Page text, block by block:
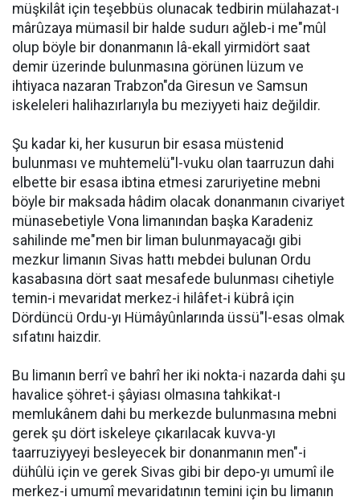
müşkilât için teşebbüs olunacak tedbirin mülahazat-ı
mârûzaya mümasil bir halde sudurı ağleb-i me"mûl
olup böyle bir donanmanın lâ-ekall yirmidört saat
demir üzerinde bulunmasına görünen lüzum ve
ihtiyaca nazaran Trabzon"da Giresun ve Samsun
iskeleleri halihazırlarıyla bu meziyyeti haiz değildir.
Şu kadar ki, her kusurun bir esasa müstenid
bulunması ve muhtemelü"l-vuku olan taarruzun dahi
elbette bir esasa ibtina etmesi zaruriyetine mebni
böyle bir maksada hâdim olacak donanmanın civariyet
münasebetiyle Vona limanından başka Karadeniz
sahilinde me"men bir liman bulunmayacağı gibi
mezkur limanın Sivas hattı mebdei bulunan Ordu
kasabasına dört saat mesafede bulunması cihetiyle
temin-i mevaridat merkez-i hilâfet-i kübrâ için
Dördüncü Ordu-yı Hümâyûnlarında üssü"l-esas olmak
sıfatını haizdir.
Bu limanın berrî ve bahrî her iki nokta-i nazarda dahi şu
havalice şöhret-i şâyiası olmasına tahkikat-ı
memlukânem dahi bu merkezde bulunmasına mebni
gerek şu dört iskeleye çıkarılacak kuvva-yı
taarruziyyeyi besleyecek bir donanmanın men"-i
dühûlü için ve gerek Sivas gibi bir depo-yı umumî ile
merkez-i umumî mevaridatının temini için bu limanın